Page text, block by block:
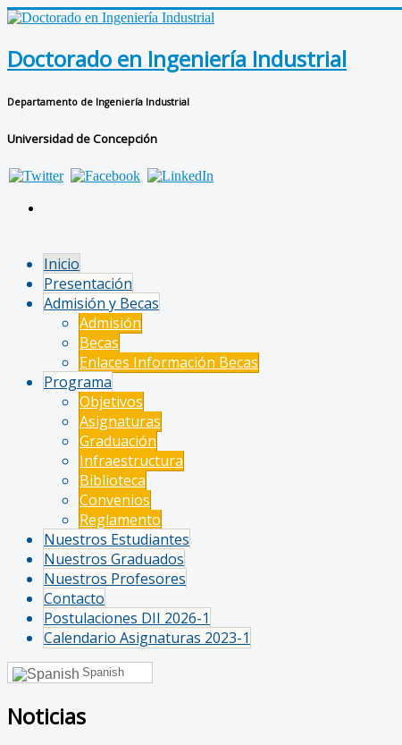
Doctorado en Ingeniería Industrial
Departamento de Ingeniería Industrial
Universidad de Concepción
Inicio
Presentación
Admisión y Becas
Admisión
Becas
Enlaces Información Becas
Programa
Objetivos
Asignaturas
Graduación
Infraestructura
Biblioteca
Convenios
Reglamento
Nuestros Estudiantes
Nuestros Graduados
Nuestros Profesores
Contacto
Postulaciones DII 2026-1
Calendario Asignaturas 2023-1
Spanish
Noticias